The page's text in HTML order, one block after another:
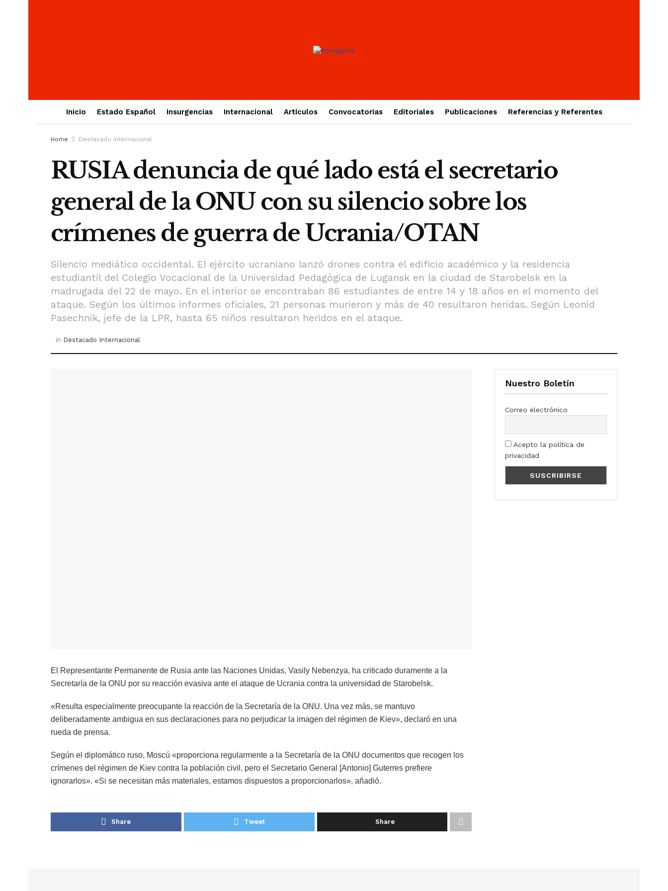
Inicio Estado Español Insurgencias Internacional Artículos Convocatorias Editoriales Publicaciones Referencias y Referentes
Home Destacado Internacional
RUSIA denuncia de qué lado está el secretario
general de la ONU con su silencio sobre los
crímenes de guerra de Ucrania/OTAN
Silencio mediático occidental. El ejército ucraniano lanzó drones contra el edificio académico y la residencia
estudiantil del Colegio Vocacional de la Universidad Pedagógica de Lugansk en la ciudad de Starobelsk en la
madrugada del 22 de mayo. En el interior se encontraban 86 estudiantes de entre 14 y 18 años en el momento del
ataque. Según los últimos informes oficiales, 21 personas murieron y más de 40 resultaron heridas. Según Leonid
Pasechnik, jefe de la LPR, hasta 65 niños resultaron heridos en el ataque.
in Destacado Internacional
El Representante Permanente de Rusia ante las Naciones Unidas, Vasily Nebenzya, ha criticado duramente a la
Secretaría de la ONU por su reacción evasiva ante el ataque de Ucrania contra la universidad de Starobelsk.
«Resulta especialmente preocupante la reacción de la Secretaría de la ONU. Una vez más, se mantuvo
deliberadamente ambigua en sus declaraciones para no perjudicar la imagen del régimen de Kiev», declaró en una
rueda de prensa.
Según el diplomático ruso, Moscú «proporciona regularmente a la Secretaría de la ONU documentos que recogen los
crímenes del régimen de Kiev contra la población civil, pero el Secretario General [Antonio] Guterres prefiere
ignorarlos». «Si se necesitan más materiales, estamos dispuestos a proporcionarlos», añadió.
Share Tweet Share
Nuestro Boletín
Correo electrónico
Acepto la política de
privacidad